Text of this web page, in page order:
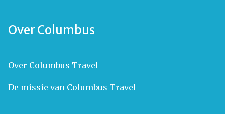
Over Columbus
Over Columbus Travel
De missie van Columbus Travel